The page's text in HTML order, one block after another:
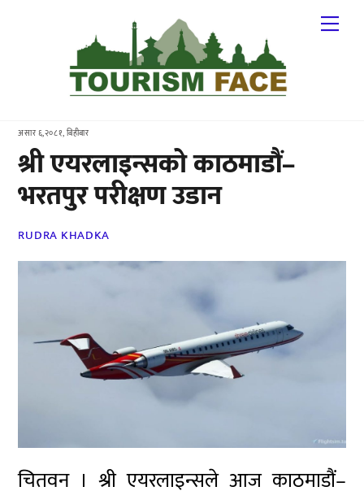
असार ६,२०८१, बिहीबार
श्री एयरलाइन्सको काठमाडौं–
भरतपुर परीक्षण उडान
RUDRA KHADKA
चितवन । श्री एयरलाइन्सले आज काठमाडौं–